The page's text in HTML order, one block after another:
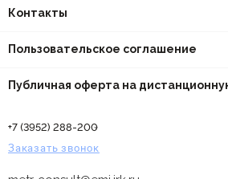
Контакты
Пользовательское соглашение
Публичная оферта на
+7 (3952) 288-200
Заказать звонок